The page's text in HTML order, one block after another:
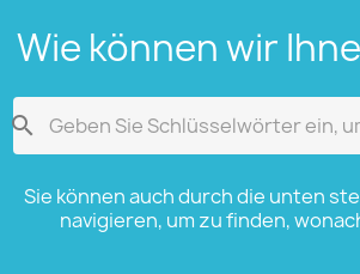
Wie können wir

Sie können auch durch die unten
navigieren, um zu finden,